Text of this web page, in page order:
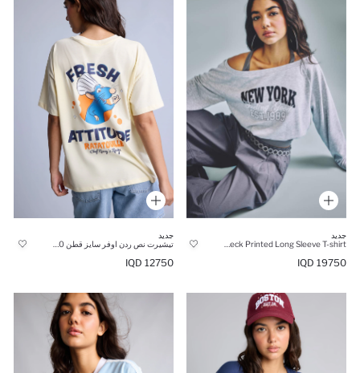
جديد
19750 IQD
جديد
12750 IQD